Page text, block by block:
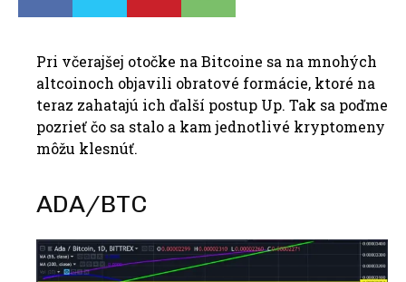
Pri včerajšej otočke na Bitcoine sa na mnohých
altcoinoch objavili obratové formácie, ktoré na
teraz zahatajú ich ďalší postup Up. Tak sa poďme
pozrieť čo sa stalo a kam jednotlivé kryptomeny
môžu klesnúť.
ADA/BTC